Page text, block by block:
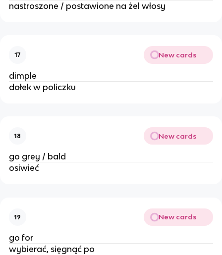
nastroszone / postawione na żel włosy
17 New cards
dimple
dołek w policzku
18 New cards
go grey / bald
osiwieć
19 New cards
go for
wybierać, sięgnąć po